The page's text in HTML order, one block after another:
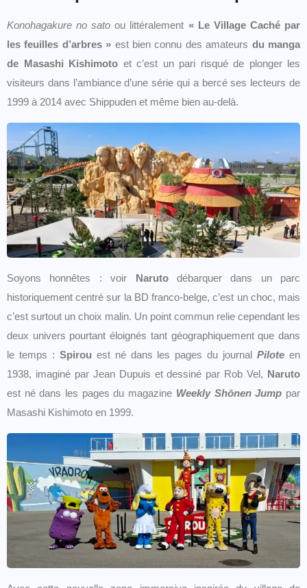
Konohagakure no sato ou littéralement « Le Village Caché par
les feuilles d’arbres » est bien connu des amateurs du manga
de Masashi Kishimoto et c’est un pari risqué de plonger les
visiteurs dans l’ambiance d’une série qui a bercé ses lecteurs de
1999 à 2014 avec Shippuden et même bien au-delà.
Soyons honnêtes : voir Naruto débarquer dans un parc
historiquement centré sur la BD franco-belge, c’est un choc, mais
c’est surtout un choix malin. Un point commun relie cependant les
deux univers pourtant éloignés tant géographiquement que dans
le temps : Spirou est né dans les pages du journalPilote en
1938, imaginé par Jean Dupuis et dessiné par Rob Vel, Naruto
est né dans les pages du magazine Weekly Shōnen Jump par
Masashi Kishimoto en 1999.